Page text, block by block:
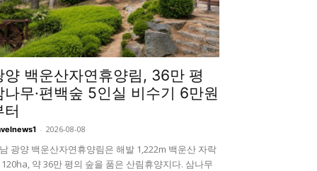
양 백운산자연휴양림, 36만 평
나무·편백숲 5인실 비수기 6만원
터
- 2026-08-08
광양 백운산자연휴양림은 해발 1,222m 백운산 자락
약 36만 평의 숲을 품은 산림휴양지다. 삼나무